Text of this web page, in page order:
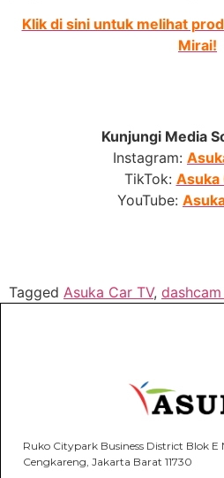
Klik di sini untuk melihat
Mirai!
Kunjungi Media
Instagram:
TikTok: Asuka
YouTube:
Tagged Asuka Car TV,
Ruko Citypark Business District Blok E
Cengkareng, Jakarta Barat 11730